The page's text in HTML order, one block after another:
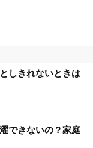
しきれないときは
できないの？家庭